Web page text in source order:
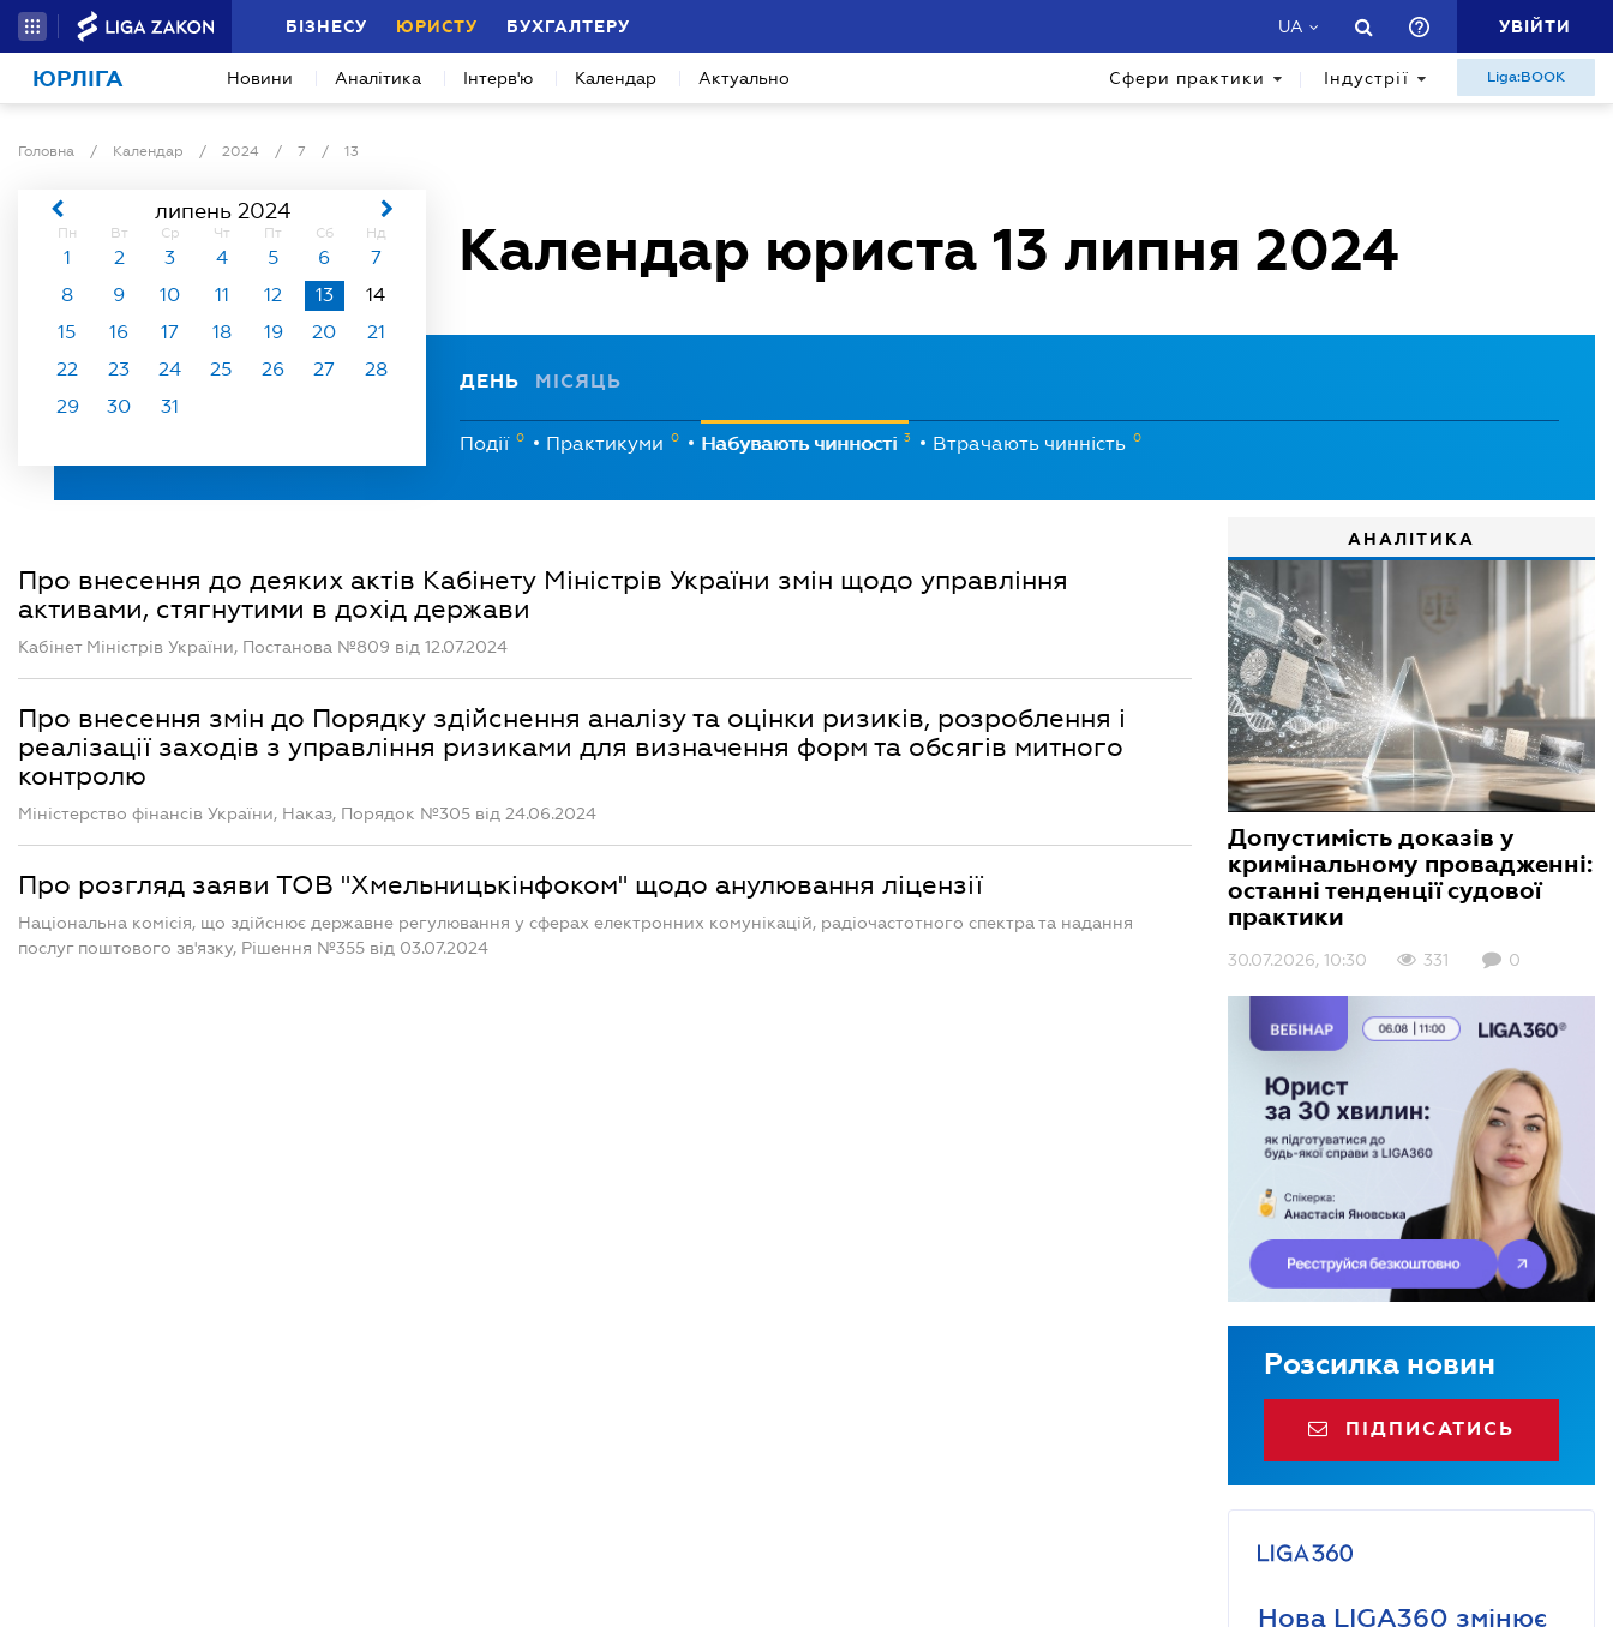
БІЗНЕСУ ЮРИСТУ БУХГАЛТЕРУ UA УВІЙТИ
ЮРЛІГА Новини Аналітика Інтерв'ю Календар Актуально Сфери практики Індустрії Liga:BOOK
Головна / Календар / 2024 / 7 / 13
Календар юриста 13 липня 2024
липень 2024
Пн Вт Ср Чт Пт Сб Нд
1 2 3 4 5 6
7
8
9 10 11 12 13
14
15
16 17 18 19 20
21
22
23 24 25 26 27
28
29
30 31
ДЕНЬ МІСЯЦЬ
Події 0 Практикуми 0 Набувають чинності 3 Втрачають чинність 0
Про внесення до деяких актів Кабінету Міністрів України змін щодо управління
активами, стягнутими в дохід держави
Кабінет Міністрів України, Постанова №809 від 12.07.2024
Про внесення змін до Порядку здійснення аналізу та оцінки ризиків, розроблення і
реалізації заходів з управління ризиками для визначення форм та обсягів митного
контролю
Міністерство фінансів України, Наказ, Порядок №305 від 24.06.2024
Про розгляд заяви ТОВ "Хмельницькінфоком" щодо анулювання ліцензії
Національна комісія, що здійснює державне регулювання у сферах електронних комунікацій, радіочастотного спектра та надання
послуг поштового зв'язку, Рішення №355 від 03.07.2024
АНАЛІТИКА
Допустимість доказів у
кримінальному провадженні:
останні тенденції судової
практики
30.07.2026, 10:30 331 0
Розсилка новин
ПІДПИСАТИСЬ
Нова LIGA360 змінює